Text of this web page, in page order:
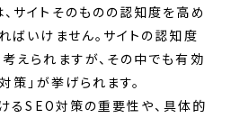
サイトそのものの認知度を高め
ばいけません。サイトの認知度
えられますが、その中でも有効
策」が挙げられます。
るSEO対策の重要性や、具体的